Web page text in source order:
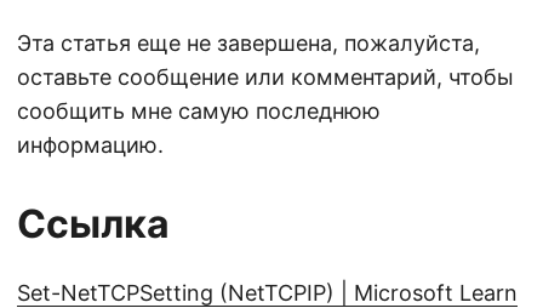
Эта статья еще не завершена, пожалуйста,
оставьте сообщение или комментарий, чтобы
сообщить мне самую последнюю
информацию.
Ссылка
Set-NetTCPSetting (NetTCPIP) | Microsoft Learn